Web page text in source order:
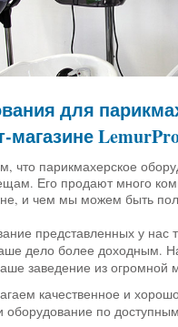
для
магазине
что парикмахерское
Его продают много
и чем мы можем быть
представленных у нас
дело более доходным.
заведение из огромной
качественное и
оборудование по